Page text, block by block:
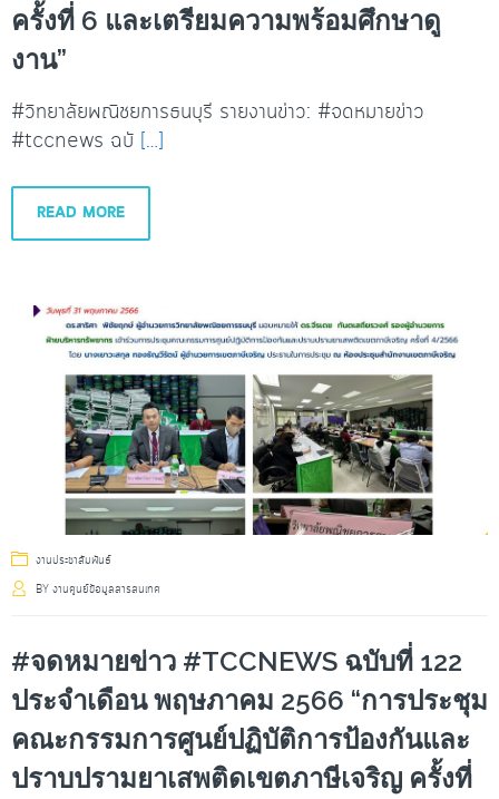
ครั้งที่ 6 และเตรียมความพร้อมศึกษาดู
งาน”
#วิทยาลัยพณิชยการธนบุรี รายงานข่าว: #จดหมายข่าว
#tccnews ฉบั […]
READ MORE
งานประชาสัมพันธ์
BY งานศูนย์ข้อมูลสารสนเทศ
#จดหมายข่าว #TCCNEWS ฉบับที่ 122
ประจำเดือน พฤษภาคม 2566 “การประชุม
คณะกรรมการศูนย์ปฏิบัติการป้องกันและ
ปราบปรามยาเสพติดเขตภาษีเจริญ ครั้งที่